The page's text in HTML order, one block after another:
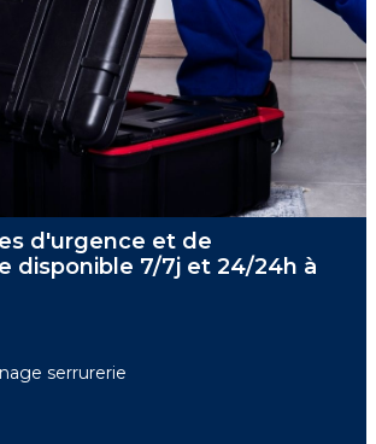
d'urgence et de
disponible 7/7j et 24/24h à
serrurerie